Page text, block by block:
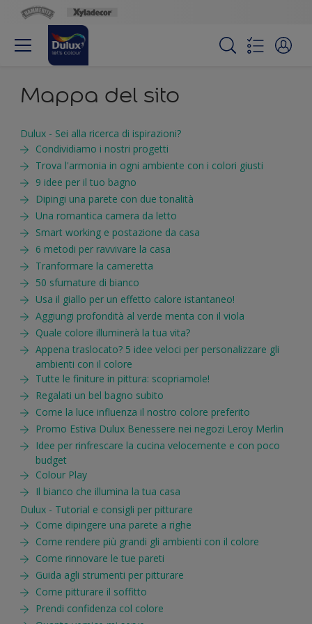
Mappa del sito
Dulux - Sei alla ricerca di ispirazioni?
Condividiamo i nostri progetti
Trova l'armonia in ogni ambiente con i colori giusti
9 idee per il tuo bagno
Dipingi una parete con due tonalità
Una romantica camera da letto
Smart working e postazione da casa
6 metodi per ravvivare la casa
Tranformare la cameretta
50 sfumature di bianco
Usa il giallo per un effetto calore istantaneo!
Aggiungi profondità al verde menta con il viola
Quale colore illuminerà la tua vita?
Appena traslocato? 5 idee veloci per personalizzare gli
ambienti con il colore
Tutte le finiture in pittura: scopriamole!
Regalati un bel bagno subito
Come la luce influenza il nostro colore preferito
Promo Estiva Dulux Benessere nei negozi Leroy Merlin
Idee per rinfrescare la cucina velocemente e con poco
budget
Colour Play
Il bianco che illumina la tua casa
Dulux - Tutorial e consigli per pitturare
Come dipingere una parete a righe
Come rendere più grandi gli ambienti con il colore
Come rinnovare le tue pareti
Guida agli strumenti per pitturare
Come pitturare il soffitto
Prendi confidenza col colore